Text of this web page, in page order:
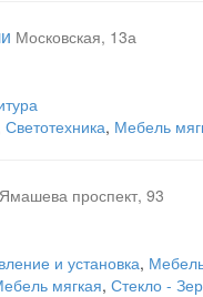
Московская, 13а
Светотехника, Мебель
Ямашева проспект, 93
и установка,
мягкая, Стекло -